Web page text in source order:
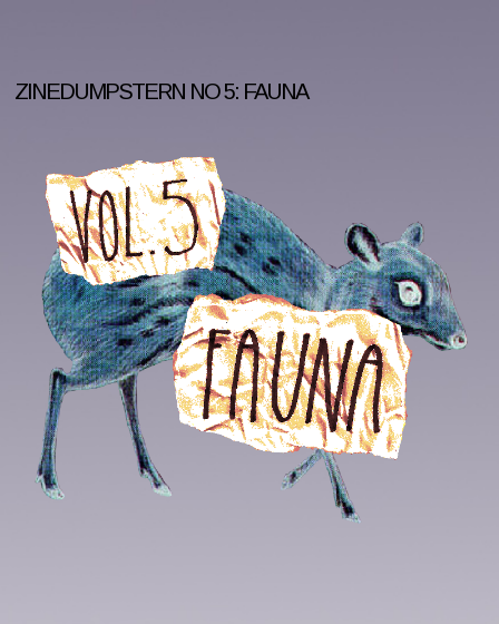
ZINEDUMPSTERN NO 5: FAUNA